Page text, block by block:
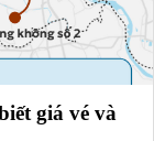
giá vé và